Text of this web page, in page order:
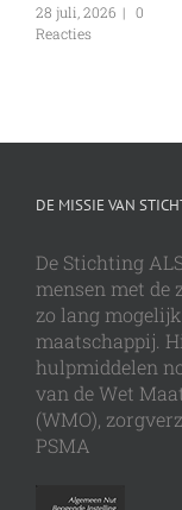
28 juli, 2026 | 0
Reacties
DE MISSIE VAN
De Stichting
mensen met de
zo lang
maatschappij.
hulpmiddelen
van de Wet
(WMO),
PSMA